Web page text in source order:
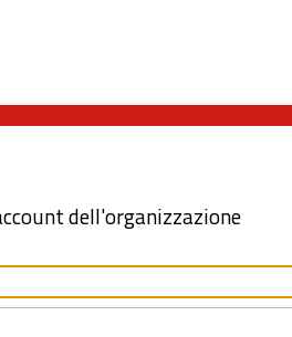
dell'organizzazione